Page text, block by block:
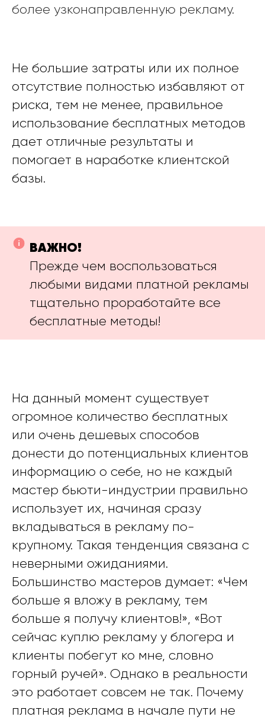
более узконаправленную рекламу.
Не большие затраты или их полное
отсутствие полностью избавляют от
риска, тем не менее, правильное
использование бесплатных методов
дает отличные результаты и
помогает в наработке клиентской
базы.
ВАЖНО!
Прежде чем воспользоваться
любыми видами платной рекламы
тщательно проработайте все
бесплатные методы!
На данный момент существует
огромное количество бесплатных
или очень дешевых способов
донести до потенциальных клиентов
информацию о себе, но не каждый
мастер бьюти-индустрии правильно
использует их, начиная сразу
вкладываться в рекламу по-
крупному. Такая тенденция связана с
неверными ожиданиями.
Большинство мастеров думает: «Чем
больше я вложу в рекламу, тем
больше я получу клиентов!», «Вот
сейчас куплю рекламу у блогера и
клиенты побегут ко мне, словно
горный ручей». Однако в реальности
это работает совсем не так. Почему
платная реклама в начале пути не